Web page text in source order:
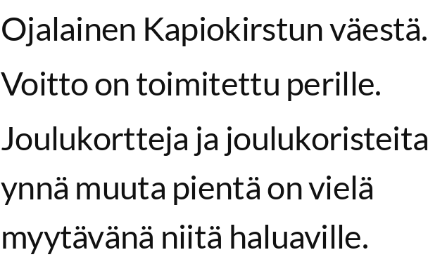
Ojalainen Kapiokirstun väestä.
Voitto on toimitettu perille.
Joulukortteja ja joulukoristeita
ynnä muuta pientä on vielä
myytävänä niitä haluaville.